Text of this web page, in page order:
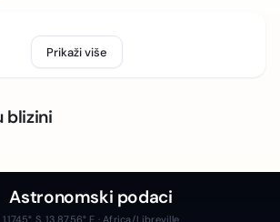
Prikaži više
blizini
Astronomski podaci
1.1745° S, 13.8756° E · Africa/Libreville